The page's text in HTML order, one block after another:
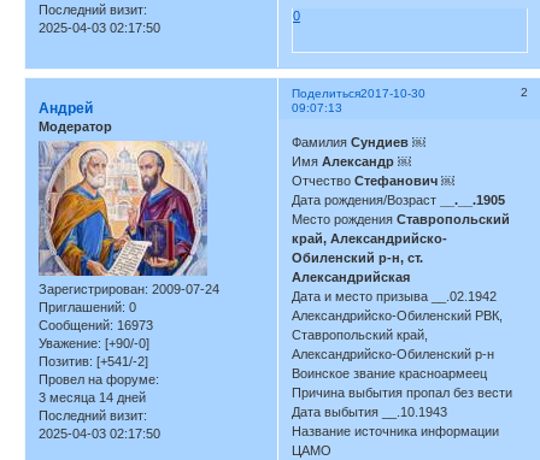
Последний визит:
2025-04-03 02:17:50
0
Поделиться 2
2017-10-30
09:07:13
Андрей
Модератор
Зарегистрирован: 2009-07-24
Приглашений: 0
Сообщений: 16973
Уважение: [+90/-0]
Позитив: [+541/-2]
Провел на форуме:
3 месяца 14 дней
Последний визит:
2025-04-03 02:17:50
ФамилияСундиев ￼
ИмяАлександр ￼
ОтчествоСтефанович ￼
Дата рождения/Возраст
__.__.1905
Место рожденияСтавропольский
край, Александрийско-
Обиленский р-н, ст.
Александрийская
Дата и место призыва __.02.1942
Александрийско-Обиленский РВК,
Ставропольский край,
Александрийско-Обиленский р-н
Воинское звание красноармеец
Причина выбытия пропал без вести
Дата выбытия __.10.1943
Название источника информации
ЦАМО